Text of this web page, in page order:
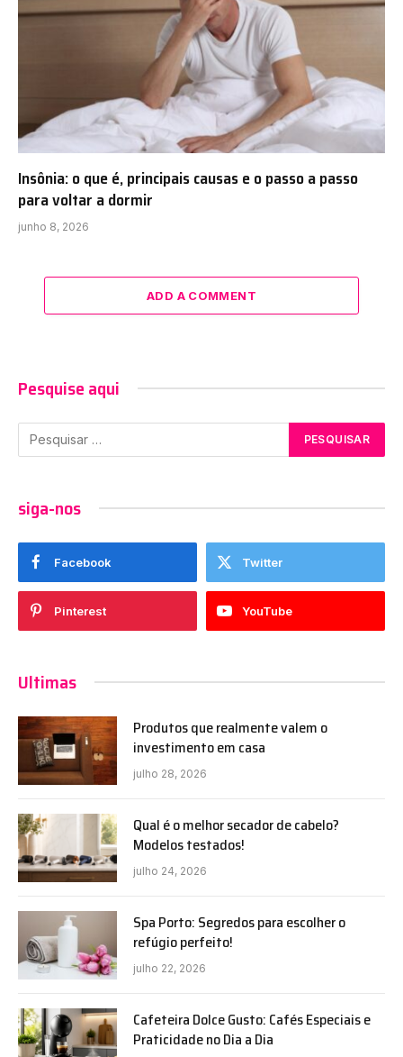
Insônia: o que é, principais causas e o passo a passo
para voltar a dormir
junho 8, 2026
ADD A COMMENT
Pesquise aqui
siga-nos
Facebook Twitter
Pinterest YouTube
Ultimas
Produtos que realmente valem o
investimento em casa
julho 28, 2026
Qual é o melhor secador de cabelo?
Modelos testados!
julho 24, 2026
Spa Porto: Segredos para escolher o
refúgio perfeito!
julho 22, 2026
Cafeteira Dolce Gusto: Cafés Especiais e
Praticidade no Dia a Dia